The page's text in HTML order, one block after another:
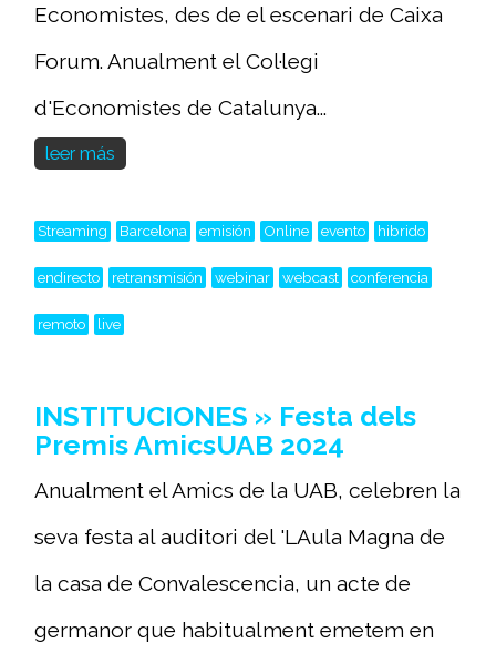
Economistes, des de el escenari de Caixa
Forum. Anualment el Col·legi
d'Economistes de Catalunya...
leer más
Streaming Barcelona emisión Online evento hibrido
endirecto retransmisión webinar webcast conferencia
remoto live
INSTITUCIONES » Festa dels
Premis AmicsUAB 2024
Anualment el Amics de la UAB, celebren la
seva festa al auditori del 'LAula Magna de
la casa de Convalescencia, un acte de
germanor que habitualment emetem en